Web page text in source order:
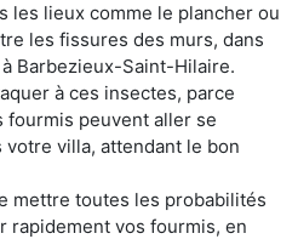
les lieux comme le plancher ou
les fissures des murs, dans
Barbezieux-Saint-Hilaire.
à ces insectes, parce
peuvent aller se
villa, attendant le bon
mettre toutes les probabilités
rapidement vos fourmis, en